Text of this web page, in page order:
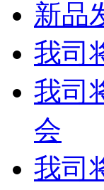
新品
我司
我司
会
我司